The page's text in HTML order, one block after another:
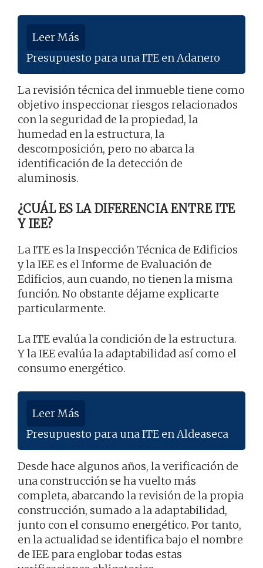
Leer Más
Presupuesto para una ITE en Adanero
La revisión técnica del inmueble tiene como
objetivo inspeccionar riesgos relacionados
con la seguridad de la propiedad, la
humedad en la estructura, la
descomposición, pero no abarca la
identificación de la detección de
aluminosis.
¿CUÁL ES LA DIFERENCIA ENTRE ITE
Y IEE?
La ITE es la Inspección Técnica de Edificios
y la IEE es el Informe de Evaluación de
Edificios, aun cuando, no tienen la misma
función. No obstante déjame explicarte
particularmente.
La ITE evalúa la condición de la estructura.
Y la IEE evalúa la adaptabilidad así como el
consumo energético.
Leer Más
Presupuesto para una ITE en Aldeaseca
Desde hace algunos años, la verificación de
una construcción se ha vuelto más
completa, abarcando la revisión de la propia
construcción, sumado a la adaptabilidad,
junto con el consumo energético. Por tanto,
en la actualidad se identifica bajo el nombre
de IEE para englobar todas estas